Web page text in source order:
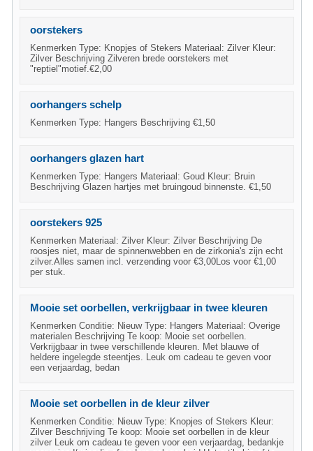
oorstekers
Kenmerken Type: Knopjes of Stekers Materiaal: Zilver Kleur:
Zilver Beschrijving Zilveren brede oorstekers met
"reptiel"motief.€2,00
oorhangers schelp
Kenmerken Type: Hangers Beschrijving €1,50
oorhangers glazen hart
Kenmerken Type: Hangers Materiaal: Goud Kleur: Bruin
Beschrijving Glazen hartjes met bruingoud binnenste. €1,50
oorstekers 925
Kenmerken Materiaal: Zilver Kleur: Zilver Beschrijving De
roosjes niet, maar de spinnenwebben en de zirkonia's zijn echt
zilver.Alles samen incl. verzending voor €3,00Los voor €1,00
per stuk.
Mooie set oorbellen, verkrijgbaar in twee kleuren
Kenmerken Conditie: Nieuw Type: Hangers Materiaal: Overige
materialen Beschrijving Te koop: Mooie set oorbellen.
Verkrijgbaar in twee verschillende kleuren. Met blauwe of
heldere ingelegde steentjes. Leuk om cadeau te geven voor
een verjaardag, bedan
Mooie set oorbellen in de kleur zilver
Kenmerken Conditie: Nieuw Type: Knopjes of Stekers Kleur:
Zilver Beschrijving Te koop: Mooie set oorbellen in de kleur
zilver Leuk om cadeau te geven voor een verjaardag, bedankje